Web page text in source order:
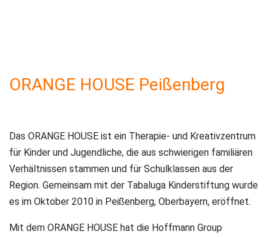
ORANGE HOUSE Peißenberg
Das ORANGE HOUSE ist ein Therapie- und Kreativzentrum
für Kinder und Jugendliche, die aus schwierigen familiären
Verhältnissen stammen und für Schulklassen aus der
Region. Gemeinsam mit der Tabaluga Kinderstiftung wurde
es im Oktober 2010 in Peißenberg, Oberbayern, eröffnet.
Mit dem ORANGE HOUSE hat die Hoffmann Group